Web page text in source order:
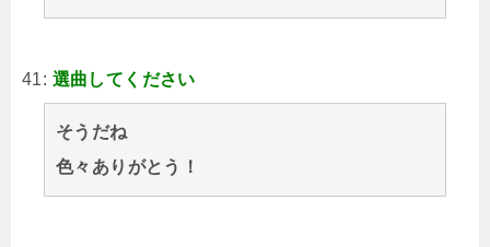
41: 選曲してください
そうだね
色々ありがとう！